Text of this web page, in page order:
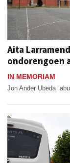
Aita
ondorengoen
IN MEMORIAM
Jon Ander Ubeda